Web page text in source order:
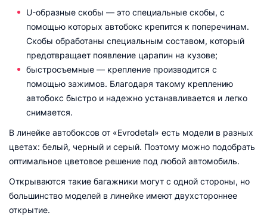
U-образные скобы — это специальные скобы, с
помощью которых автобокс крепится к поперечинам.
Скобы обработаны специальным составом, который
предотвращает появление царапин на кузове;
быстросъемные — крепление производится с
помощью зажимов. Благодаря такому креплению
автобокс быстро и надежно устанавливается и легко
снимается.
В линейке автобоксов от «Evrodetal» есть модели в разных
цветах: белый, черный и серый. Поэтому можно подобрать
оптимальное цветовое решение под любой автомобиль.
Открываются такие багажники могут с одной стороны, но
большинство моделей в линейке имеют двухстороннее
открытие.